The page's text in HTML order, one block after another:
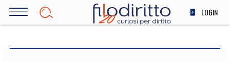
Salta
LOGIN